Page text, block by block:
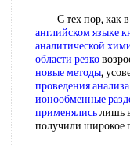
С тех пор, как в
английском языке
аналитической
области резко
новые методы,
проведения анализа
ионообменные
применялисьлишь
получили широкое